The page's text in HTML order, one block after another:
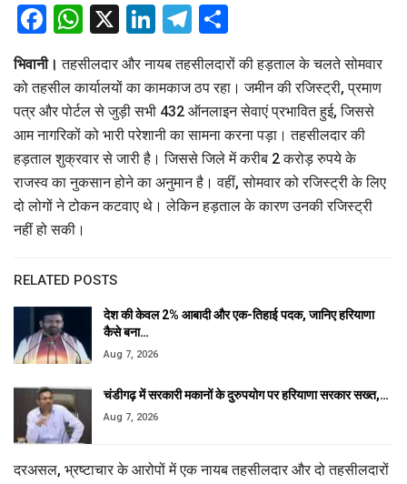
Facebook
WhatsApp
X LinkedIn
Telegram
भिवानी। तहसीलदार और नायब तहसीलदारों की हड़ताल के चलते सोमवार
को तहसील कार्यालयों का कामकाज ठप रहा। जमीन की रजिस्ट्री, प्रमाण
पत्र और पोर्टल से जुड़ी सभी 432 ऑनलाइन सेवाएं प्रभावित हुई, जिससे
आम नागरिकों को भारी परेशानी का सामना करना पड़ा। तहसीलदार की
हड़ताल शुक्रवार से जारी है। जिससे जिले में करीब 2 करोड़ रुपये के
राजस्व का नुकसान होने का अनुमान है। वहीं, सोमवार को रजिस्ट्री के लिए
दो लोगों ने टोकन कटवाए थे। लेकिन हड़ताल के कारण उनकी रजिस्ट्री
नहीं हो सकी।
RELATED POSTS
देश की केवल 2% आबादी और एक-तिहाई पदक, जानिए हरियाणा
कैसे बना…
Aug 7, 2026
चंडीगढ़ में सरकारी मकानों के दुरुपयोग पर हरियाणा सरकार सख्त,…
Aug 7, 2026
दरअसल, भ्रष्टाचार के आरोपों में एक नायब तहसीलदार और दो तहसीलदारों